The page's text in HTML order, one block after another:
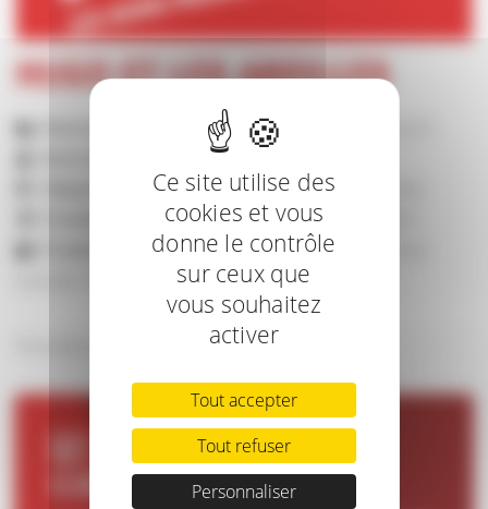
HUGO ET LES ABEILLES
Nom de l'exploitation :
HUGO ET LES ABEILLES
Nom du producteur :
Département de l'exploitation : (78) - Yvelines
Première participation à Pari Fermier :
Miel en pot (Printemps, fleurs de mai,
lavande, fleurs d'été)
Nouveau producteur à Pari Fermier en 2025 !
INFORMATIONS DE
CONTACT
Ce site utilise des
cookies et vous
donne le contrôle
sur ceux que
vous souhaitez
activer
Tout accepter
Tout refuser
Personnaliser